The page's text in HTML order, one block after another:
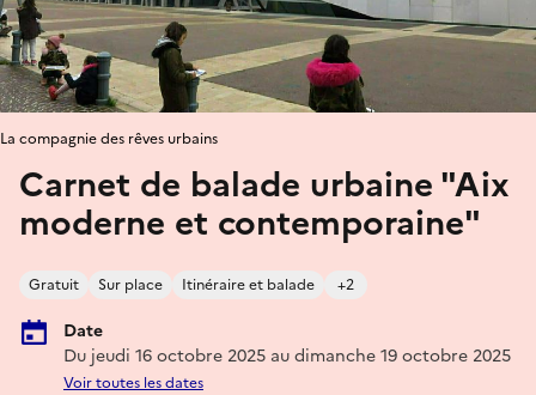
Carnet de balade urbaine "Aix
moderne et contemporaine"
Gratuit Sur place Itinéraire et balade +2
Date
Du jeudi 16 octobre 2025 au dimanche 19 octobre 2025
Voir toutes les dates
La compagnie des rêves urbains